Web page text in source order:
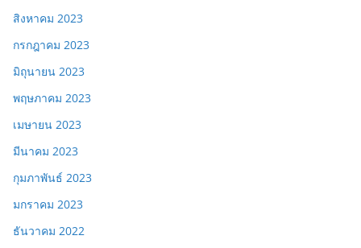
สิงหาคม 2023
กรกฎาคม 2023
มิถุนายน 2023
พฤษภาคม 2023
เมษายน 2023
มีนาคม 2023
กุมภาพันธ์ 2023
มกราคม 2023
ธันวาคม 2022